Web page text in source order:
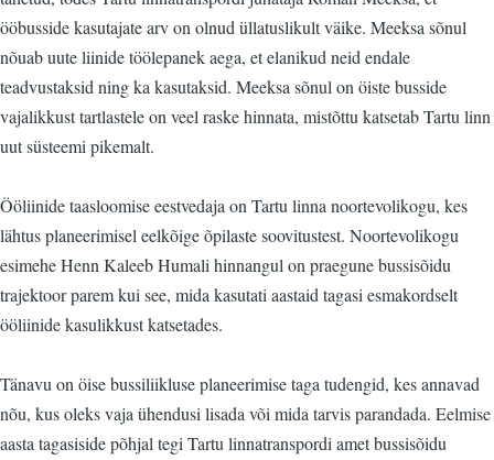
ööbusside kasutajate arv on olnud üllatuslikult väike. Meeksa sõnul
nõuab uute liinide töölepanek aega, et elanikud neid endale
teadvustaksid ning ka kasutaksid. Meeksa sõnul on öiste busside
vajalikkust tartlastele on veel raske hinnata, mistõttu katsetab Tartu linn
uut süsteemi pikemalt.
Ööliinide taasloomise eestvedaja on Tartu linna noortevolikogu, kes
lähtus planeerimisel eelkõige õpilaste soovitustest. Noortevolikogu
esimehe Henn Kaleeb Humali hinnangul on praegune bussisõidu
trajektoor parem kui see, mida kasutati aastaid tagasi esmakordselt
ööliinide kasulikkust katsetades.
Tänavu on öise bussiliikluse planeerimise taga tudengid, kes annavad
nõu, kus oleks vaja ühendusi lisada või mida tarvis parandada. Eelmise
aasta tagasiside põhjal tegi Tartu linnatranspordi amet bussisõidu